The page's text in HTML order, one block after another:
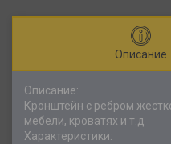
Описание
Описание:
Кронштейн с ребром
мебели, кроватях и т.д
Характеристики: